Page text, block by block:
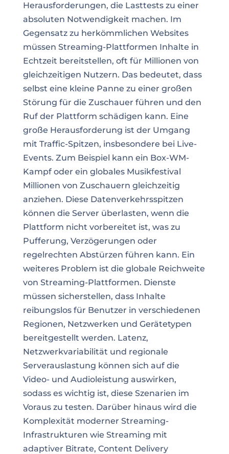
Herausforderungen, die Lasttests zu einer
absoluten Notwendigkeit machen. Im
Gegensatz zu herkömmlichen Websites
müssen Streaming-Plattformen Inhalte in
Echtzeit bereitstellen, oft für Millionen von
gleichzeitigen Nutzern. Das bedeutet, dass
selbst eine kleine Panne zu einer großen
Störung für die Zuschauer führen und den
Ruf der Plattform schädigen kann. Eine
große Herausforderung ist der Umgang
mit Traffic-Spitzen, insbesondere bei Live-
Events. Zum Beispiel kann ein Box-WM-
Kampf oder ein globales Musikfestival
Millionen von Zuschauern gleichzeitig
anziehen. Diese Datenverkehrsspitzen
können die Server überlasten, wenn die
Plattform nicht vorbereitet ist, was zu
Pufferung, Verzögerungen oder
regelrechten Abstürzen führen kann. Ein
weiteres Problem ist die globale Reichweite
von Streaming-Plattformen. Dienste
müssen sicherstellen, dass Inhalte
reibungslos für Benutzer in verschiedenen
Regionen, Netzwerken und Gerätetypen
bereitgestellt werden. Latenz,
Netzwerkvariabilität und regionale
Serverauslastung können sich auf die
Video- und Audioleistung auswirken,
sodass es wichtig ist, diese Szenarien im
Voraus zu testen. Darüber hinaus wird die
Komplexität moderner Streaming-
Infrastrukturen wie Streaming mit
adaptiver Bitrate, Content Delivery